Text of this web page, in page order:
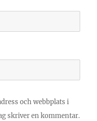
och webbplats i
skriver en kommentar.